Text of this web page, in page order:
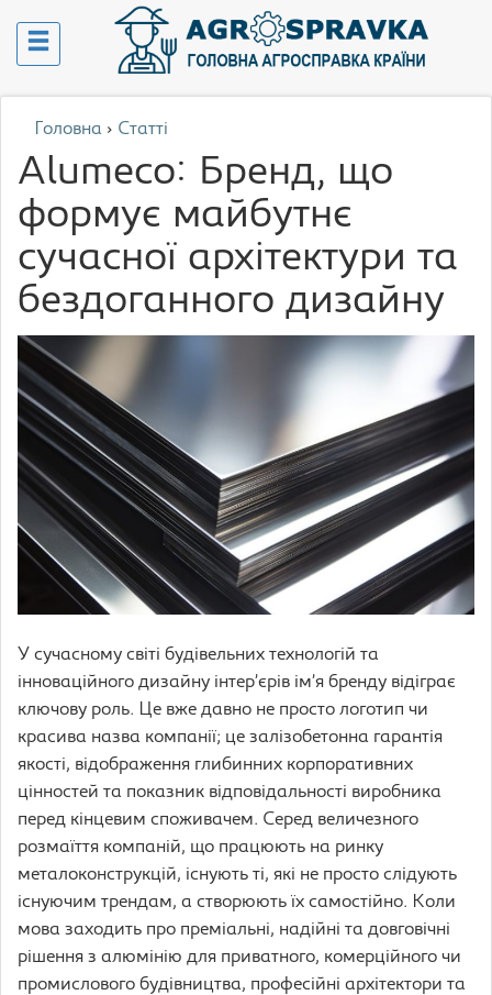
Головна › Статті
Alumeco: Бренд, що
формує майбутнє
сучасної архітектури та
бездоганного дизайну
У сучасному світі будівельних технологій та
інноваційного дизайну інтер’єрів ім’я бренду відіграє
ключову роль. Це вже давно не просто логотип чи
красива назва компанії; це залізобетонна гарантія
якості, відображення глибинних корпоративних
цінностей та показник відповідальності виробника
перед кінцевим споживачем. Серед величезного
розмаїття компаній, що працюють на ринку
металоконструкцій, існують ті, які не просто слідують
існуючим трендам, а створюють їх самостійно. Коли
мова заходить про преміальні, надійні та довговічні
рішення з алюмінію для приватного, комерційного чи
промислового будівництва, професійні архітектори та